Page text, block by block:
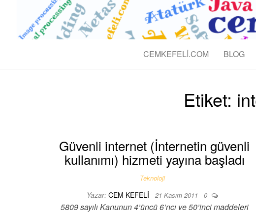
BLOG CEM
Teknolojik
CEMKEFELI.COM BLOG
Etiket:
Güvenli internet (İnternetin güvenli
kullanımı) hizmeti yayına başladı
Teknoloji
Yazar: CEM KEFELI 21 Kasım 2011 0
5809 sayılı Kanunun 4’üncü 6’ncı ve 50’inci maddeleri